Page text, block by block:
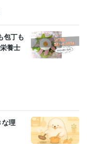
2005年2月
包丁も
養士
な理